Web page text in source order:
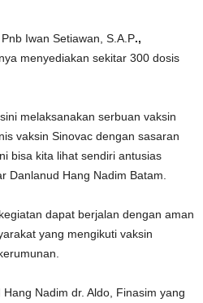
Iwan Setiawan, S.A.P.,
menyediakan sekitar 300 dosis
melaksanakan serbuan vaksin
vaksin Sinovac dengan sasaran
bisa kita lihat sendiri antusias
Danlanud Hang Nadim Batam.
dapat berjalan dengan aman
yang mengikuti vaksin
Nadim dr. Aldo, Finasim yang